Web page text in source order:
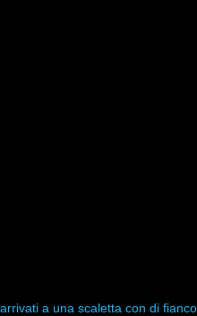
a una scaletta con di